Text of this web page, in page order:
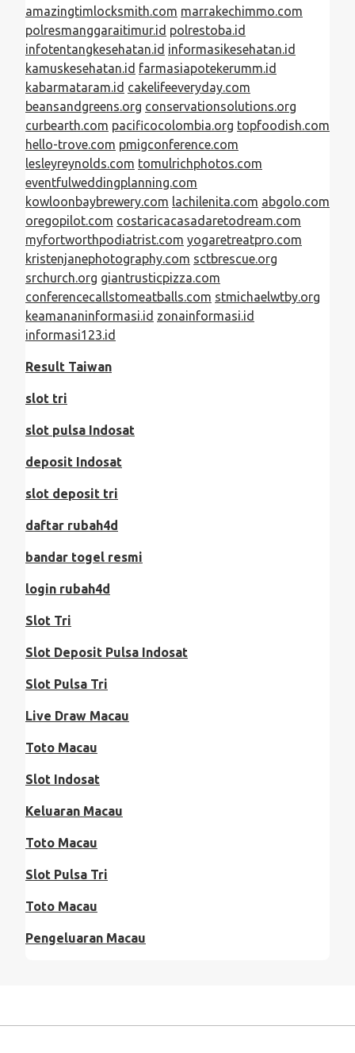
amazingtimlocksmith.com marrakechimmo.com
polresmanggaraitimur.id polrestoba.id
infotentangkesehatan.id informasikesehatan.id
kamuskesehatan.id farmasiapotekerumm.id
kabarmataram.id cakelifeeveryday.com
beansandgreens.org conservationsolutions.org
curbearth.com pacificocolombia.org topfoodish.com
hello-trove.com pmigconference.com
lesleyreynolds.com tomulrichphotos.com
eventfulweddingplanning.com
kowloonbaybrewery.com lachilenita.com abgolo.com
oregopilot.com costaricacasadaretodream.com
myfortworthpodiatrist.com yogaretreatpro.com
kristenjanephotography.com sctbrescue.org
srchurch.org giantrusticpizza.com
conferencecallstomeatballs.com stmichaelwtby.org
keamananinformasi.id zonainformasi.id
informasi123.id
Result Taiwan
slot tri
slot pulsa Indosat
deposit Indosat
slot deposit tri
daftar rubah4d
bandar togel resmi
login rubah4d
Slot Tri
Slot Deposit Pulsa Indosat
Slot Pulsa Tri
Live Draw Macau
Toto Macau
Slot Indosat
Keluaran Macau
Toto Macau
Slot Pulsa Tri
Toto Macau
Pengeluaran Macau